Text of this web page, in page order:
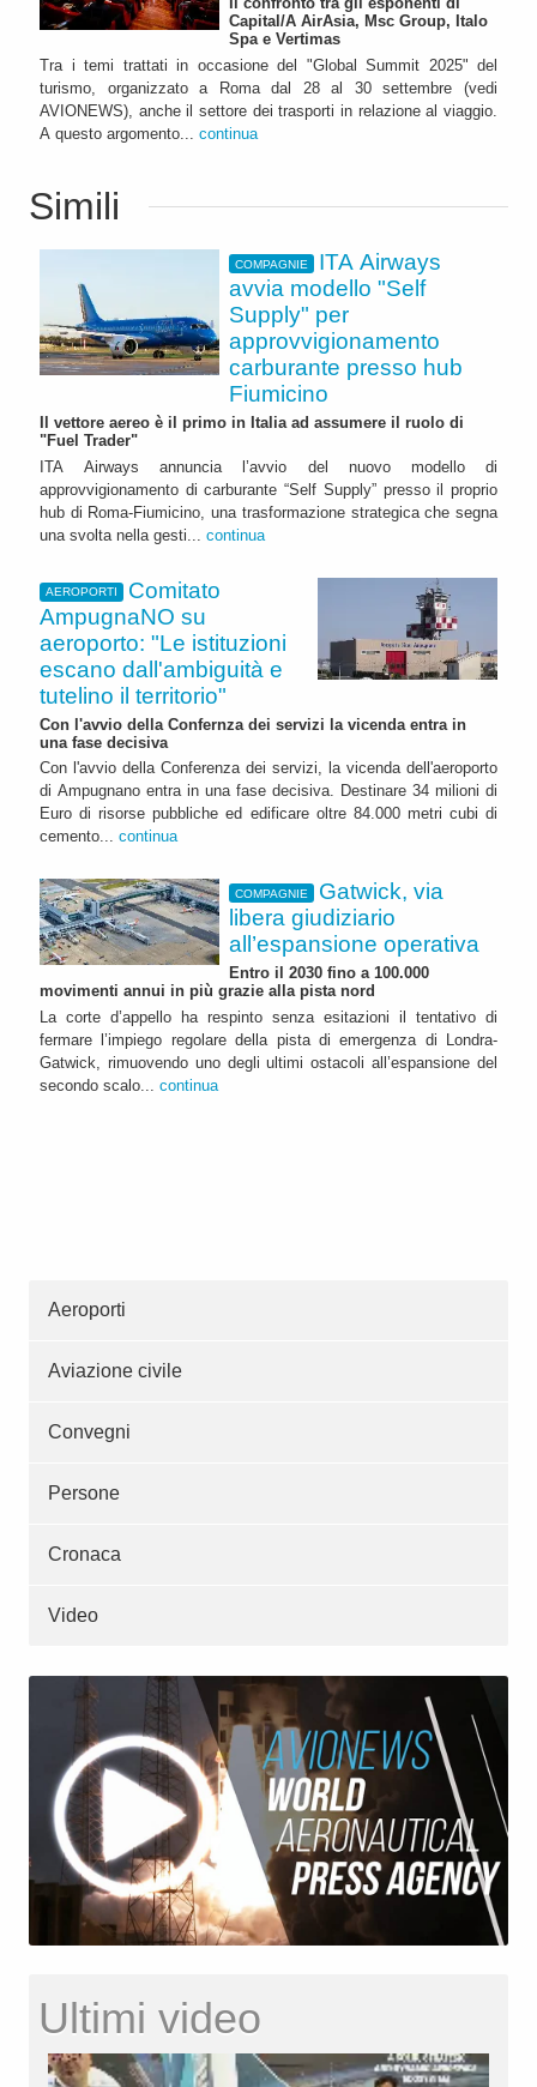
Capital/A AirAsia, Msc Group, Italo
Spa e Vertimas
Tra i temi trattati in occasione del "Global Summit 2025" del
turismo, organizzato a Roma dal 28 al 30 settembre (vedi
AVIONEWS), anche il settore dei trasporti in relazione al viaggio.
A questo argomento... continua
Simili
COMPAGNIE
ITA Airways
avvia modello "Self
Supply" per
approvvigionamento
carburante presso hub
Fiumicino
Il vettore aereo è il primo in Italia ad assumere il ruolo di
"Fuel Trader"
ITA Airways annuncia l’avvio del nuovo modello di
approvvigionamento di carburante “Self Supply” presso il proprio
hub di Roma-Fiumicino, una trasformazione strategica che segna
una svolta nella gesti... continua
AEROPORTI
Comitato
AmpugnaNO su
aeroporto: "Le istituzioni
escano dall'ambiguità e
tutelino il territorio"
Con l'avvio della Confernza dei servizi la vicenda entra in
una fase decisiva
Con l'avvio della Conferenza dei servizi, la vicenda dell'aeroporto
di Ampugnano entra in una fase decisiva. Destinare 34 milioni di
Euro di risorse pubbliche ed edificare oltre 84.000 metri cubi di
cemento... continua
COMPAGNIE
Gatwick, via
libera giudiziario
all’espansione operativa
Entro il 2030 fino a 100.000
movimenti annui in più grazie alla pista nord
La corte d’appello ha respinto senza esitazioni il tentativo di
fermare l’impiego regolare della pista di emergenza di Londra-
Gatwick, rimuovendo uno degli ultimi ostacoli all’espansione del
secondo scalo... continua
Aeroporti
Aviazione civile
Convegni
Persone
Cronaca
Video
Ultimi video